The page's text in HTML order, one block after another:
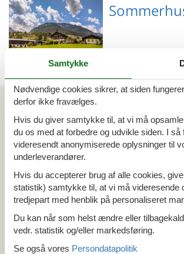
AT5722.647.1
Artikeltyper
Alle
Sommerhus
Din Cofman ferie
Område
Alle
Østrig
Salzburg
Steindorf (Salzburg)
Samtykke
Nødvendige cookies sikrer, at siden
derfor ikke fravælges.
Hvis du giver samtykke til, at vi må
du os med at forbedre og udvikle siden. I så
videresendt anonymiserede oplysninger til
underleverandører.
Hvis du accepterer brug af alle cookies,
statistik) samtykke til, at vi må videresende
tredjepart med henblik på personaliseret
Du kan når som helst ændre eller
vedr. statistik og/eller markedsføring.
Se også vores Persondatapolitik